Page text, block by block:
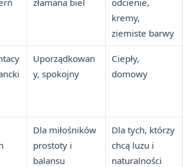
złamana biel
odcienie,
kremy,
ziemiste barwy
Uporządkowan
y, spokojny
Ciepły,
domowy
Dla miłośników
prostoty i
balansu
Dla tych, którzy
chcą luzu i
naturalności